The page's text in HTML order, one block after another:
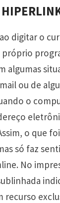
digitar o
algumas
ou de
o
o que
só faz
No
recurso